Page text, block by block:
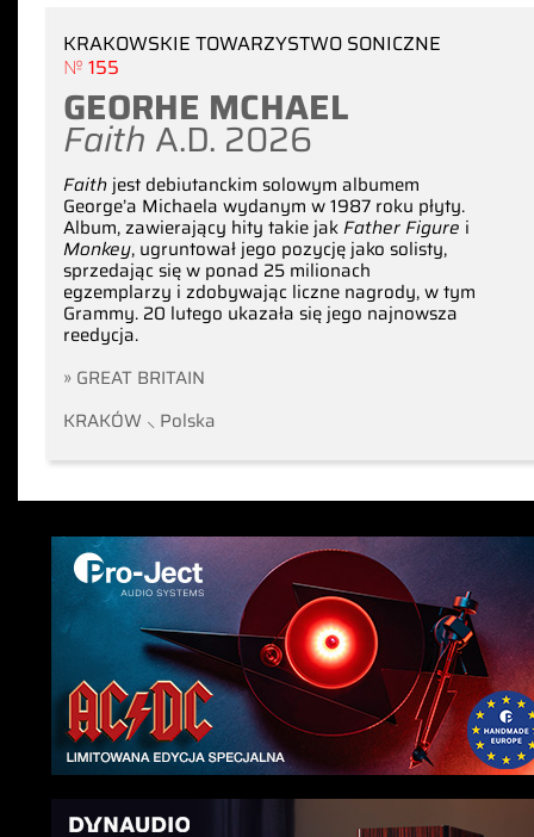
KRAKOWSKIE TOWARZYSTWO SONICZNE
№ 155
GEORHE MCHAEL
Faith A.D. 2026
Faith jest debiutanckim solowym albumem
George’a Michaela wydanym w 1987 roku płyty.
Album, zawierający hity takie jakFather Figure i
Monkey, ugruntował jego pozycję jako solisty,
sprzedając się w ponad 25 milionach
egzemplarzy i zdobywając liczne nagrody, w tym
Grammy. 20 lutego ukazała się jego najnowsza
reedycja.
» GREAT BRITAIN
KRAKÓW ⸜ Polska